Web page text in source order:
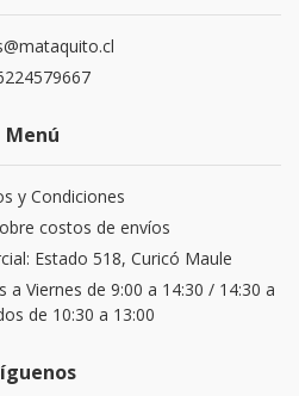
Menú
y Condiciones
costos de envíos
Estado 518, Curicó Maule
Viernes de 9:00 a 14:30 / 14:30 a
de 10:30 a 13:00